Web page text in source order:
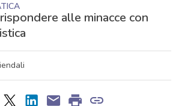
alle minacce con